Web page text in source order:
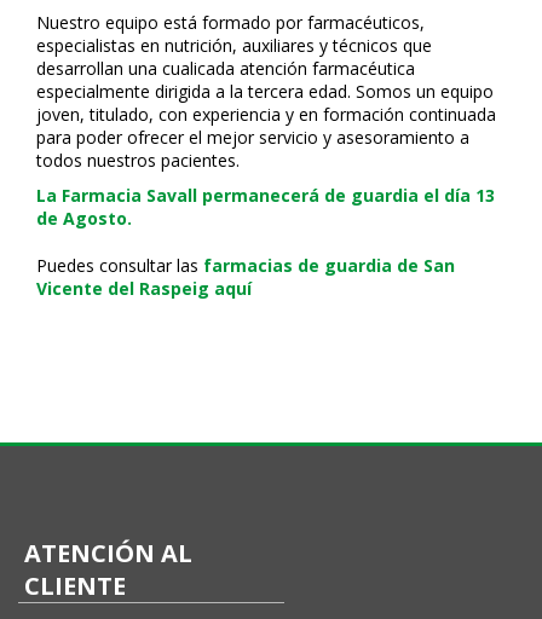
Nuestro equipo está formado por farmacéuticos,
especialistas en nutrición, auxiliares y técnicos que
desarrollan una cualificada atención farmacéutica
especialmente dirigida a la tercera edad. Somos un equipo
joven, titulado, con experiencia y en formación continuada
para poder ofrecer el mejor servicio y asesoramiento a
todos nuestros pacientes.
La Farmacia Savall permanecerá de guardia el día 13
de Agosto.
Puedes consultar las farmacias de guardia de San
Vicente del Raspeig aquí
ATENCIÓN AL
CLIENTE